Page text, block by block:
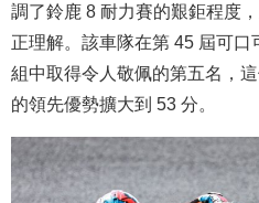
調了鈴鹿 8 耐力賽的艱鉅程度
正理解。該車隊在第 45 屆可
組中取得令人敬佩的第五名，
的領先優勢擴大到 53 分。